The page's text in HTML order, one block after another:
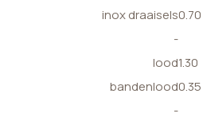
inox draaisels0.70
-
lood1.30
bandenlood0.35
-